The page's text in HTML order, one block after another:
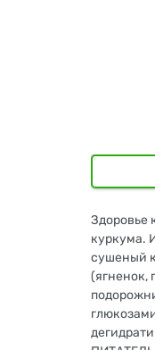
Здоровье
куркума.
сушеный
(ягненок,